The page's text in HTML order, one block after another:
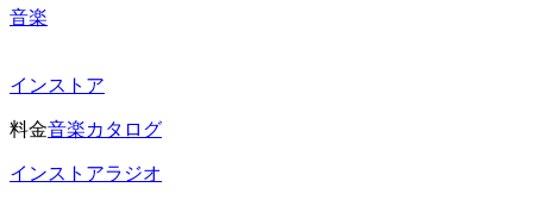
音楽
インストア
料金音楽カタログ
インストアラジオ